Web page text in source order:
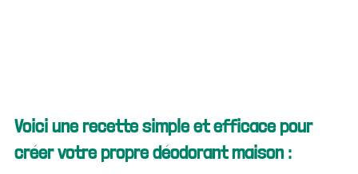
Voici une recette simple et efficace pour
créer votre propre déodorant maison :